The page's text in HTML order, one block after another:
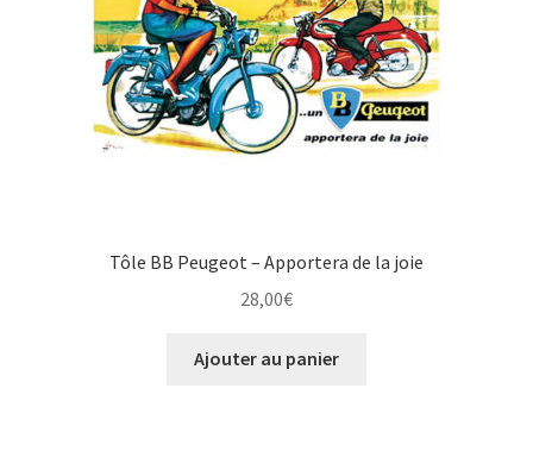
Tôle BB Peugeot – Apportera de la joie
28,00€
Ajouter au panier